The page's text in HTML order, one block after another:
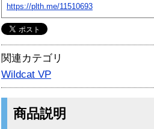
https://plth.me/11510693
関連カテゴリ
Wildcat VP
商品説明